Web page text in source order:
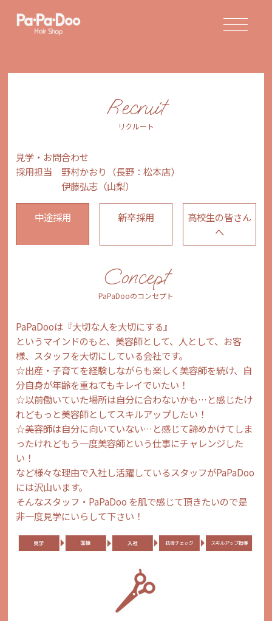
山梨県3店舗、長野
Recruit
リクルート
見学・お問合わせ
採用担当 野村かおり（長野：松本店）
伊藤弘志（山梨）
中途採用 新卒採用
高校生の皆さん
へ
Concept
PaPaDooのコンセプト
PaPaDooは『大切な人を大切にする』
というマインドのもと、美容師として、人として、お客
様、スタッフを大切にしている会社です。
☆出産・子育てを経験しながらも楽しく美容師を続け、自
分自身が年齢を重ねてもキレイでいたい！
☆以前働いていた場所は自分に合わないかも…と感じたけ
れどもっと美容師としてスキルアップしたい！
☆美容師は自分に向いていない…と感じて諦めかけてしま
ったけれどもう一度美容師という仕事にチャレンジした
い！
など様々な理由で入社し活躍しているスタッフがPaPaDoo
には沢山います。
そんなスタッフ・PaPaDoo を肌で感じて頂きたいので是
非一度見学にいらして下さい！